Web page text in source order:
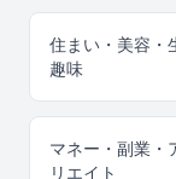
住まい・美容・
趣味
マネー・副業・
リエイト